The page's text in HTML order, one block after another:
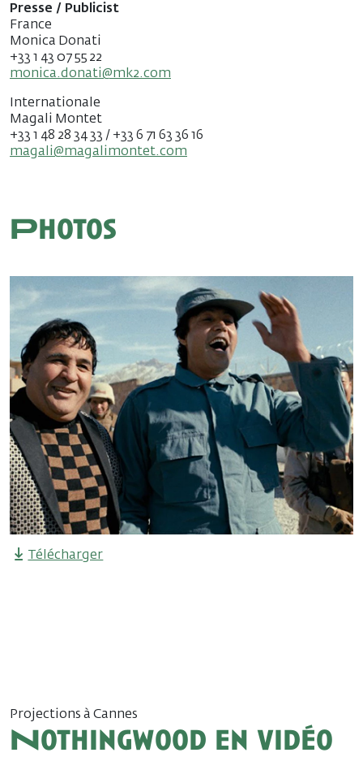
Presse / Publicist
France
Monica Donati
+33 1 43 07 55 22
monica.donati@mk2.com
Internationale
Magali Montet
+33 1 48 28 34 33 / +33 6 71 63 36 16
magali@magalimontet.com
Photos
Télécharger
Projections à Cannes
Nothingwood en vidéo